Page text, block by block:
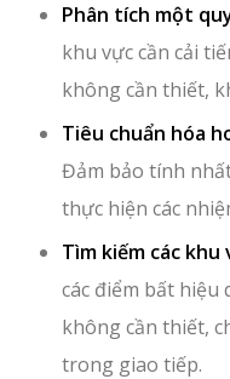
Phân tích một
khu vực cần cải
không cần thiết,
Tiêu chuẩn hóa
Đảm bảo tính
thực hiện các
Tìm kiếm các
các điểm bất hiệu
không cần thiết,
trong giao tiếp.